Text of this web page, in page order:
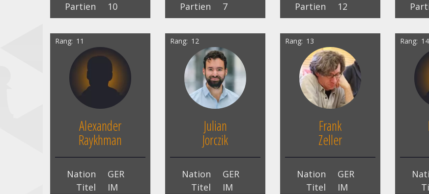
Partien
10
Partien
7
Partien
12
Rang 11
Alexander
Raykhman
Nation
GER
Titel
IM
Rang 12
Julian
Jorczik
Nation
GER
Titel
IM
Rang 13
Frank
Zeller
Nation
GER
Titel
IM
Rang 14